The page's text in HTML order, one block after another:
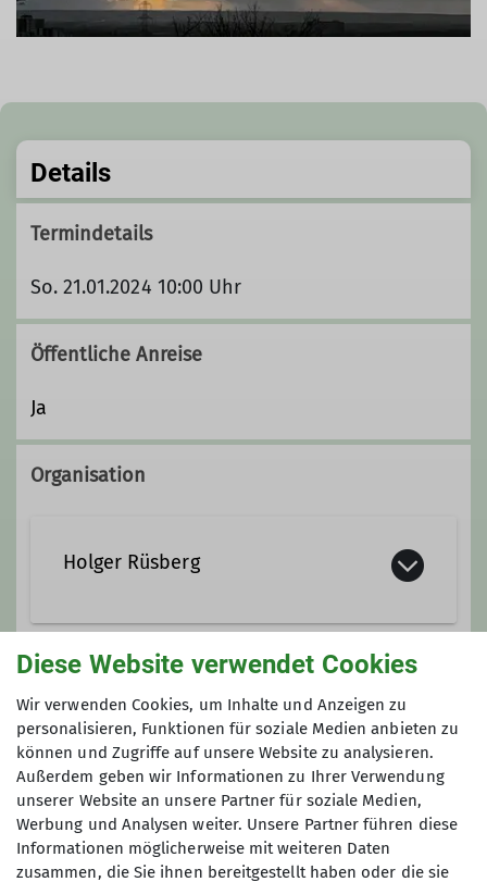
Details
Termindetails
So. 21.01.2024 10:00 Uhr
Öffentliche Anreise
Ja
Organisation
Holger Rüsberg
0179 20 11 871
holger.ruesberg@dav-bochum.de
Qualifikationen
Wanderleiter*in
TAGESWANDERUNG
Die Länge der Wanderungen beträgt
Diese Website verwendet Cookies
Wir verwenden Cookies, um Inhalte und Anzeigen zu
personalisieren, Funktionen für soziale Medien anbieten zu
können und Zugriffe auf unsere Website zu analysieren.
Außerdem geben wir Informationen zu Ihrer Verwendung
unserer Website an unsere Partner für soziale Medien,
Werbung und Analysen weiter. Unsere Partner führen diese
Informationen möglicherweise mit weiteren Daten
zusammen, die Sie ihnen bereitgestellt haben oder die sie